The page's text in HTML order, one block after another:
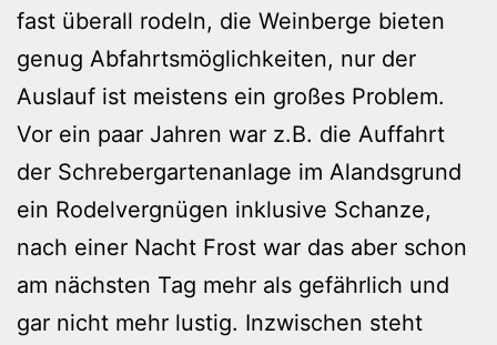
fast überall rodeln, die Weinberge bieten
genug Abfahrtsmöglichkeiten, nur der
Auslauf ist meistens ein großes Problem.
Vor ein paar Jahren war z.B. die Auffahrt
der Schrebergartenanlage im Alandsgrund
ein Rodelvergnügen inklusive Schanze,
nach einer Nacht Frost war das aber schon
am nächsten Tag mehr als gefährlich und
gar nicht mehr lustig. Inzwischen steht